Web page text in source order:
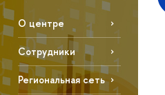
О центре
Сотрудники
Региональная сеть